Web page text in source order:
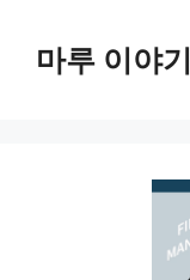
마루 이야기